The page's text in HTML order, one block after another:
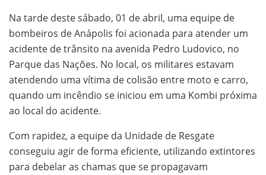
Na tarde deste sábado, 01 de abril, uma equipe de
bombeiros de Anápolis foi acionada para atender um
acidente de trânsito na avenida Pedro Ludovico, no
Parque das Nações. No local, os militares estavam
atendendo uma vítima de colisão entre moto e carro,
quando um incêndio se iniciou em uma Kombi próxima
ao local do acidente.
Com rapidez, a equipe da Unidade de Resgate
conseguiu agir de forma eficiente, utilizando extintores
para debelar as chamas que se propagavam